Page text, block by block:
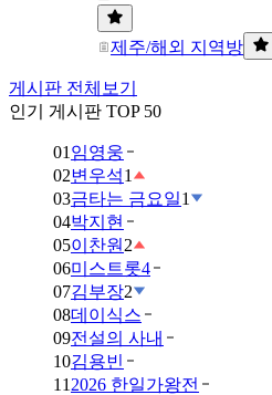
제주/해외 지역방
게시판 전체보기
인기 게시판 TOP 50
01 임영웅
02변우석1
03금타는 금요일1
04박지현
05이찬원 2
06미스트롯4
07김부장2
08데이식스
09전설의 사내
10김용빈
11 2026 한일가왕전